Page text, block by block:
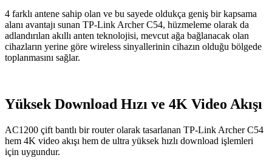
4 farklı antene sahip olan ve bu sayede oldukça geniş bir kapsama
alanı avantajı sunan TP-Link Archer C54, hüzmeleme olarak da
adlandırılan akıllı anten teknolojisi, mevcut ağa bağlanacak olan
cihazların yerine göre wireless sinyallerinin cihazın olduğu bölgede
toplanmasını sağlar.
Yüksek Download Hızı ve 4K Video Akışı
AC1200 çift bantlı bir router olarak tasarlanan TP-Link Archer C54
hem 4K video akışı hem de ultra yüksek hızlı download işlemleri
için uygundur.